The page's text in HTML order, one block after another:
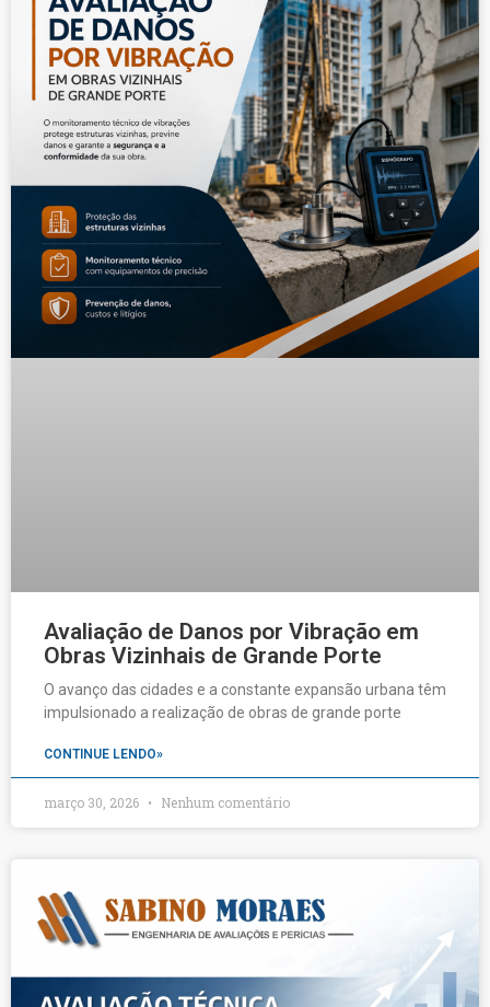
Avaliação de Danos por Vibração em
Obras Vizinhais de Grande Porte
O avanço das cidades e a constante expansão urbana têm
impulsionado a realização de obras de grande porte
CONTINUE LENDO»
março 30, 2026 Nenhum comentário